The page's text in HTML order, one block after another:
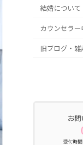
結婚について
カウンセラー
旧ブログ・雑
お問
受付時